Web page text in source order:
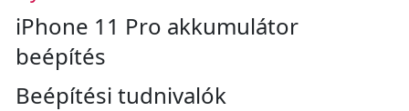
iPhone 11 Pro akkumulátor
beépítés
Beépítési tudnivalók